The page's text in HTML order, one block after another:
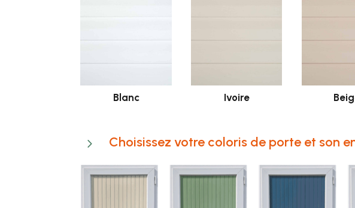
Blanc Ivoire
5 Choisissez votre coloris de porte et son